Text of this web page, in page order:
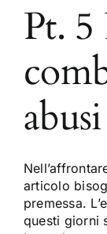
Pt. 5
articolo
premessa.
questi giorni